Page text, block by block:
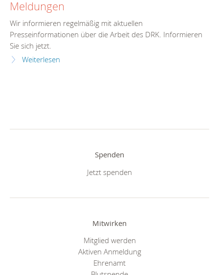
Meldungen
Wir informieren regelmäßig mit aktuellen
Presseinformationen über die Arbeit des DRK. Informieren
Sie sich jetzt.
Weiterlesen
Spenden
Jetzt spenden
Mitwirken
Mitglied werden
Aktiven Anmeldung
Ehrenamt